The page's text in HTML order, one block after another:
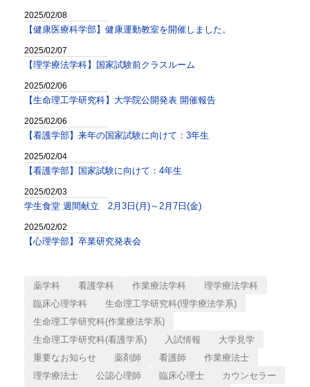
2025/02/08
【健康医療科学部】健康運動教室を開催しました。
2025/02/07
【理学療法学科】国家試験前クラスルーム
2025/02/06
【生命理工学研究科】大学院公開発表 開催報告
2025/02/06
【看護学部】来年の国家試験に向けて：3年生
2025/02/04
【看護学部】国家試験に向けて：4年生
2025/02/03
学生食堂 週間献立 2月3日(月)～2月7日(金)
2025/02/02
【心理学部】卒業研究発表会
薬学科 看護学科 作業療法学科
理学療法学科
臨床心理学科
生命理工学研究科(理学療法学系)
生命理工学研究科(作業療法学系)
生命理工学研究科(看護学系)
入試情報
大学見学
重要なお知らせ
薬剤師 看護師
作業療法士
理学療法士
公認心理師 臨床心理士
カウンセラー